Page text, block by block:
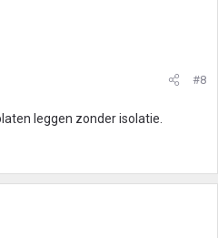
#8
leggen zonder isolatie.